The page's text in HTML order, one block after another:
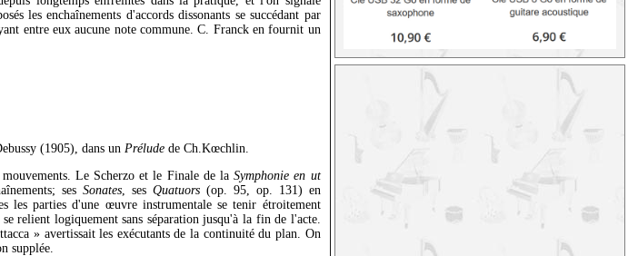
les enchaînements d'accords dissonants se succédant par
entre eux aucune note commune. C. Franck en fournit un
(1905), dans un Préludede Ch.Kœchlin.
mouvements. Le Scherzo et le Finale de laSymphonie en ut
ses Sonates, ses Quatuors(op. 95, op. 131) en
les parties d'une œuvre instrumentale se tenir étroitement
relient logiquement sans séparation jusqu'à la fin de l'acte.
» avertissait les exécutants de la continuité du plan. On
supplée.